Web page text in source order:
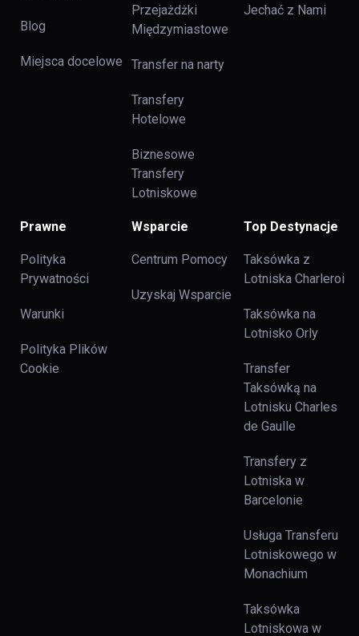
Blog
Miejsca docelowe
Przejażdżki
Międzymiastowe
Transfer na narty
Transfery
Hotelowe
Biznesowe
Transfery
Lotniskowe
Jechać z Nami
Prawne
Polityka
Prywatności
Warunki
Polityka Plików
Cookie
Wsparcie
Centrum Pomocy
Uzyskaj Wsparcie
Top Destynacje
Taksówka z
Lotniska Charleroi
Taksówka na
Lotnisko Orly
Transfer
Taksówką na
Lotnisku Charles
de Gaulle
Transfery z
Lotniska w
Barcelonie
Usługa Transferu
Lotniskowego w
Monachium
Taksówka
Lotniskowa w